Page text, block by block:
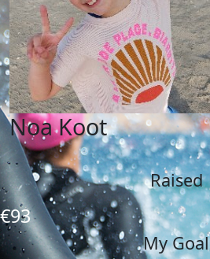
Noa Koot
Raised
€93
My Goal